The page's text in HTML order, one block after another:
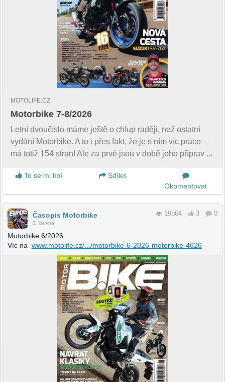
MOTOLIFE.CZ
Motorbike 7-8/2026
Letní dvoučíslo máme ještě o chlup raději, než ostatní
vydání Motorbike. A to i přes fakt, že je s ním víc práce –
má totiž 154 stran! Ale za prvé jsou v době jeho příprav ...
To se mi líbí
Sdílet
Okomentovat
Časopis Motorbike
3. června
19564 3 0
Motorbike 6/2026
Víc na www.motolife.cz/.../motorbike-6-2026-motorbike-4626